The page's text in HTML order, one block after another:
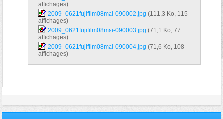
affichages)
2009_0621fujifilm08mai-090002.jpg‎
affichages)
2009_0621fujifilm08mai-090003.jpg‎
affichages)
2009_0621fujifilm08mai-090004.jpg‎
affichages)